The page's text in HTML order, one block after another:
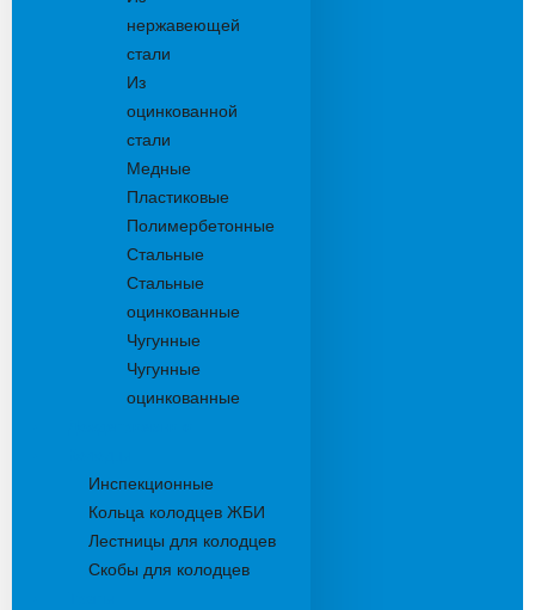
нержавеющей
стали
Из
оцинкованной
стали
Медные
Пластиковые
Полимербетонные
Стальные
Стальные
оцинкованные
Чугунные
Чугунные
оцинкованные
Инспекционные
Кольца колодцев ЖБИ
Лестницы для колодцев
Скобы для колодцев